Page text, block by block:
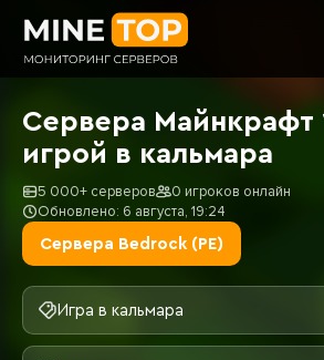
Сервера Майнкрафт
игрой в кальмара
5 000+ серверов
0 игроков онлайн
Обновлено: 6 августа, 19:24
Сервера Bedrock (PE)
Игра в кальмара